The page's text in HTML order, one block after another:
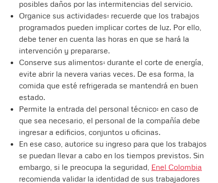
posibles daños por las intermitencias del servicio.
Organice sus actividades: recuerde que los trabajos
programados pueden implicar cortes de luz. Por ello,
debe tener en cuenta las horas en que se hará la
intervención y prepararse.
Conserve sus alimentos: durante el corte de energía,
evite abrir la nevera varias veces. De esa forma, la
comida que esté refrigerada se mantendrá en buen
estado.
Permite la entrada del personal técnico: en caso de
que sea necesario, el personal de la compañía debe
ingresar a edificios, conjuntos u oficinas.
En ese caso, autorice su ingreso para que los trabajos
se puedan llevar a cabo en los tiempos previstos. Sin
embargo, si le preocupa la seguridad, Enel Colombia
recomienda validar la identidad de sus trabajadores